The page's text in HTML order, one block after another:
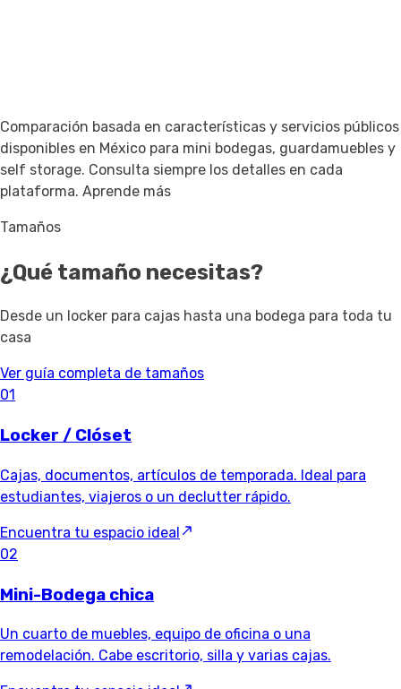
Comparación basada en características y servicios públicos
disponibles en México para mini bodegas, guardamuebles y
self storage. Consulta siempre los detalles en cada
plataforma. Aprende más
Tamaños
¿Qué tamaño necesitas?
Desde un locker para cajas hasta una bodega para toda tu
casa
Ver guía completa de tamaños
01
Locker / Clóset
Cajas, documentos, artículos de temporada. Ideal para
estudiantes, viajeros o un declutter rápido.
Encuentra tu espacio ideal
02
Mini-Bodega chica
Un cuarto de muebles, equipo de oficina o una
remodelación. Cabe escritorio, silla y varias cajas.